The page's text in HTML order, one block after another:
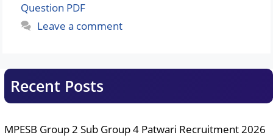
Question PDF
Leave a comment
Recent Posts
MPESB Group 2 Sub Group 4 Patwari Recruitment 2026